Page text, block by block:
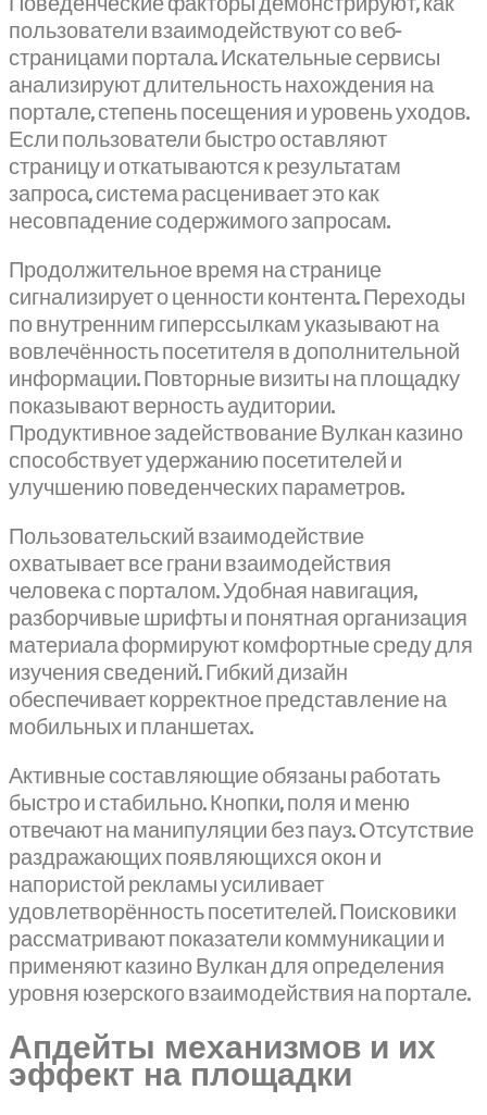
пользователи взаимодействуют со веб-
страницами портала. Искательные сервисы
анализируют длительность нахождения на
портале, степень посещения и уровень уходов.
Если пользователи быстро оставляют
страницу и откатываются к результатам
запроса, система расценивает это как
несовпадение содержимого запросам.
Продолжительное время на странице
сигнализирует о ценности контента. Переходы
по внутренним гиперссылкам указывают на
вовлечённость посетителя в дополнительной
информации. Повторные визиты на площадку
показывают верность аудитории.
Продуктивное задействование Вулкан казино
способствует удержанию посетителей и
улучшению поведенческих параметров.
Пользовательский взаимодействие
охватывает все грани взаимодействия
человека с порталом. Удобная навигация,
разборчивые шрифты и понятная организация
материала формируют комфортные среду для
изучения сведений. Гибкий дизайн
обеспечивает корректное представление на
мобильных и планшетах.
Активные составляющие обязаны работать
быстро и стабильно. Кнопки, поля и меню
отвечают на манипуляции без пауз. Отсутствие
раздражающих появляющихся окон и
напористой рекламы усиливает
удовлетворённость посетителей. Поисковики
рассматривают показатели коммуникации и
применяют казино Вулкан для определения
уровня юзерского взаимодействия на портале.
Апдейты механизмов и их
эффект на площадки